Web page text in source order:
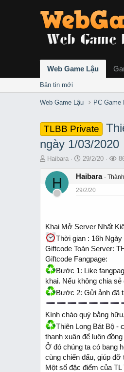
Web Game Lậu
Bản tin mới
Web Game Lậu PC Game
TLBB Private
ngày 1/03/2020
T
r
a
a
r
t
e
r
Haibara
S
a
t
e
29/2/20
L
ợ
H Haibara
29/2/20
Khai Mở Server Nhất
Thời gian : 16h Ngày
Giftcode Toàn Server:
Giftcode Fangpage:
Bước 1: Like
khai. Nếu không chia
Bước 2: Gửi ảnh đã
Kính chào quý bằng hữu,
Thiên Long Bát Bộ -
thanh xuân để luôn
Ở đó chúng ta có bang
cùng chiến đấu, giúp đỡ
Một số đặc điểm của